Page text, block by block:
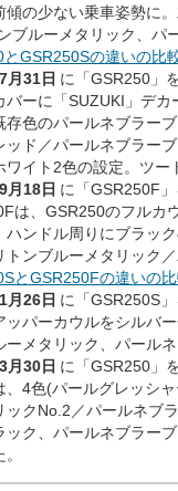
傾の少ない乗車姿勢に
ブルーメタリック、パ
GSR250Sの違いの比
月31日 に「GSR250」
バーに「SUZUKI」デ
存色のパールネブラー
ッド／パールネブラー
ワイト2色の設定。ツー
月18日 に「GSR250F」
は、GSR250のフルカ
ハンドル周りにブラッ
トンブルーメタリック
とGSR250Fの違いの比
月26日 に「GSR250S」
ッパーカウルをシルバ
ーメタリック、パール
月30日 に「GSR250」
、4色(パールグレッシ
ックNo.2／パールネブ
ック、パールネブラー